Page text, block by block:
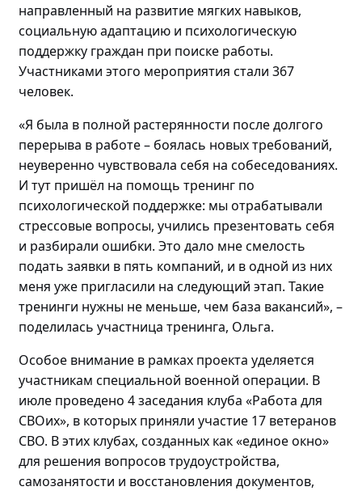
направленный на развитие мягких навыков,
социальную адаптацию и психологическую
поддержку граждан при поиске работы.
Участниками этого мероприятия стали 367
человек.
«Я была в полной растерянности после долгого
перерыва в работе – боялась новых требований,
неуверенно чувствовала себя на собеседованиях.
И тут пришёл на помощь тренинг по
психологической поддержке: мы отрабатывали
стрессовые вопросы, учились презентовать себя
и разбирали ошибки. Это дало мне смелость
подать заявки в пять компаний, и водной из них
меня уже пригласили на следующий этап. Такие
тренинги нужны не меньше, чем база вакансий», –
поделилась участница тренинга, Ольга.
Особое внимание в рамках проекта уделяется
участникам специальной военной операции. В
июле проведено 4 заседания клуба «Работа для
СВОих», в которых приняли участие 17 ветеранов
СВО. В этих клубах, созданных как «единое окно»
для решения вопросов трудоустройства,
самозанятости и восстановления документов,